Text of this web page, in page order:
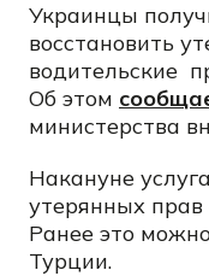
Украинцы
восстановить
водительские
Об этом
министерства
Накануне
утерянных
Ранее это
Турции.